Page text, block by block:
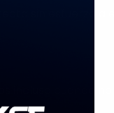
sin esfuerzo
incluso cuando